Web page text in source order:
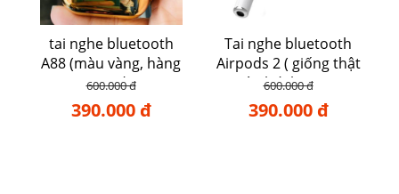
tai nghe bluetooth
A88 (màu vàng, hàng
cao cấp)
600.000 đ
390.000 đ
Tai nghe bluetooth
Airpods 2 ( giống thật
và chất lượng )
600.000 đ
390.000 đ